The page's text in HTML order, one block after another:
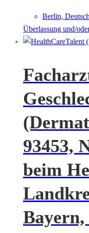
Berlin,
Überlassung und/
93453,
beim